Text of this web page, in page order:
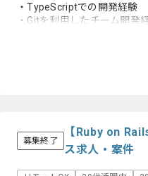
・TypeScriptでの開発経験
・Gitを利用したチーム開発
募集終了
【Ruby on
ス求人・案件